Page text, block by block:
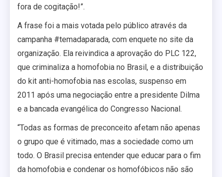
fora de cogitação!”.
A frase foi a mais votada pelo público através da
campanha #temadaparada, com enquete no site da
organização. Ela reivindica a aprovação do PLC 122,
que criminaliza a homofobia no Brasil, e a distribuição
do kit anti-homofobia nas escolas, suspenso em
2011 após uma negociação entre a presidente Dilma
e a bancada evangélica do Congresso Nacional.
“Todas as formas de preconceito afetam não apenas
o grupo que é vitimado, mas a sociedade como um
todo. O Brasil precisa entender que educar para o fim
da homofobia e condenar os homofóbicos não são